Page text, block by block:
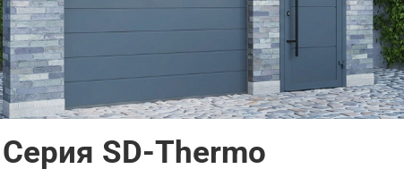
Серия SD-Thermo